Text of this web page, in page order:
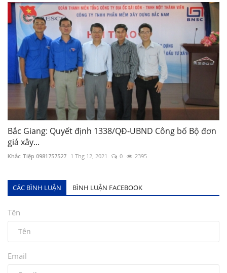
Bắc Giang: Quyết định 1338/QĐ-UBND Công bố Bộ đơn
giá xây...
Khắc Tiệp 0981757527 1 Thg 12, 2021 0 2395
CÁC BÌNH LUẬN BÌNH LUẬN FACEBOOK
Tên
Email